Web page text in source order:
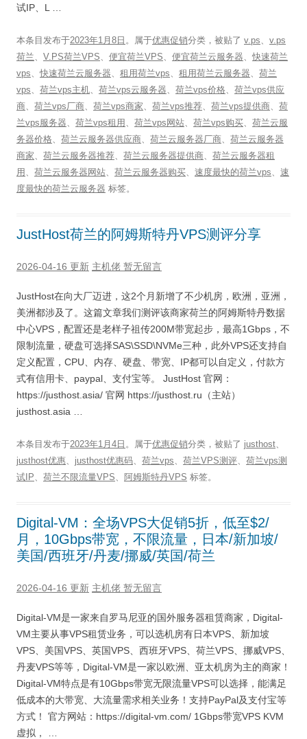
试IP、L …
本条目发布于2023年1月8日 。属于优惠促销分类，被贴了 v.ps、 v.ps
荷兰、 V.PS荷兰VPS、 便宜荷兰VPS、 便宜荷兰云服务器、 快速荷兰
vps、 快速荷兰云服务器、 租用荷兰vps、 租用荷兰云服务器、 荷兰
vps、 荷兰vps主机、 荷兰vps云服务器、 荷兰vps价格、 荷兰vps供应
商、 荷兰vps厂商、 荷兰vps商家、 荷兰vps推荐、 荷兰vps提供商、 荷
兰vps服务器、 荷兰vps租用 、 荷兰vps网站、 荷兰vps购买、 荷兰云服
务器价格、 荷兰云服务器供应商、 荷兰云服务器厂商、 荷兰云服务器
商家、 荷兰云服务器推荐、 荷兰云服务器提供商、 荷兰云服务器租
用 、 荷兰云服务器网站、 荷兰云服务器购买、 速度最快的荷兰vps、 速
度最快的荷兰云服务器 标签。
JustHost荷兰的阿姆斯特丹VPS测评分享
2026-04-16 更新 主机佬 暂无留言
JustHost在向大厂迈进，这2个月新增了不少机房，欧洲，亚洲，
美洲都涉及了。这篇文章我们测评该商家荷兰的阿姆斯特丹数据
中心VPS，配置还是老样子祖传200M带宽起步，最高1Gbps，不
限制流量，硬盘可选择SAS\SSD\NVMe三种，此外VPS还支持自
定义配置，CPU、内存、硬盘、带宽、IP都可以自定义，付款方
式有信用卡、paypal、支付宝等。 JustHost 官网：
https://justhost.asia/ 官网 https://justhost.ru（主站）
justhost.asia …
本条目发布于2023年1月4日 。属于优惠促销分类，被贴了 justhost、
justhost优惠、 justhost优惠码、 荷兰vps、 荷兰VPS测评、 荷兰vps测
试IP、 荷兰不限流量VPS、 阿姆斯特丹VPS 标签。
Digital-VM：全场VPS大促销5折，低至$2/
月，10Gbps带宽，不限流量，日本/新加坡/
美国/西班牙/丹麦/挪威/英国/荷兰
2026-04-16 更新 主机佬 暂无留言
Digital-VM是一家来自罗马尼亚的国外服务器租赁商家，Digital-
VM主要从事VPS租赁业务，可以选机房有日本VPS、新加坡
VPS、美国VPS、英国VPS、西班牙VPS、荷兰VPS、挪威VPS、
丹麦VPS等等，Digital-VM是一家以欧洲、亚太机房为主的商家！
Digital-VM特点是有10Gbps带宽无限流量VPS可以选择，能满足
低成本的大带宽、大流量需求相关业务！支持PayPal及支付宝等
方式！ 官方网站：https://digital-vm.com/ 1Gbps带宽VPS KVM
虚拟， …